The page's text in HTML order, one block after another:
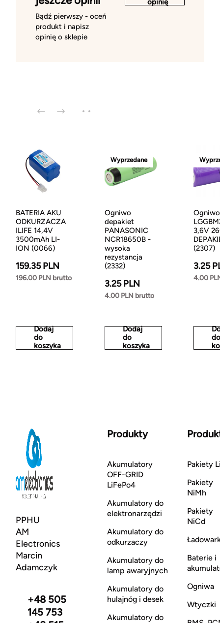
Bądź pierwszy - oceń
produkt i napisz
opinię o sklepie
opinię
BATERIA AKU
ODKURZACZA
ILIFE 14,4V
3500mAh LI-
ION (0066)
159.35 PLN
196.00 PLN brutto
Dodaj
do
koszyka
Wyprzedane
Ogniwo
depakiet
PANASONIC
NCR18650B -
wysoka
rezystancja
(2332)
3.25 PLN
4.00 PLN brutto
Dodaj
do
koszyka
Ogniwo
3,6V
(2307)
3.25
4.00
do
PPHU
AM
Electronics
Marcin
Adamczyk
+48 505
145 753
Produkty
Akumulatory
OFF-GRID
LiFePo4
Akumulatory do
elektronarzędzi
Akumulatory do
odkurzaczy
Akumulatory do
lamp awaryjnych
Akumulatory do
hulajnóg i desek
Akumulatory do
Pakiety
Pakiety
NiMh
Pakiety
NiCd
Baterie i
Ogniwa
Wtyczki